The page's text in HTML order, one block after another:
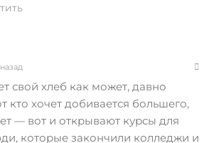
свой хлеб как может, давно
кто хочет добивается большего,
— вот и открывают курсы для
которые закончили колледжи и